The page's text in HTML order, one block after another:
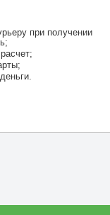
при получении